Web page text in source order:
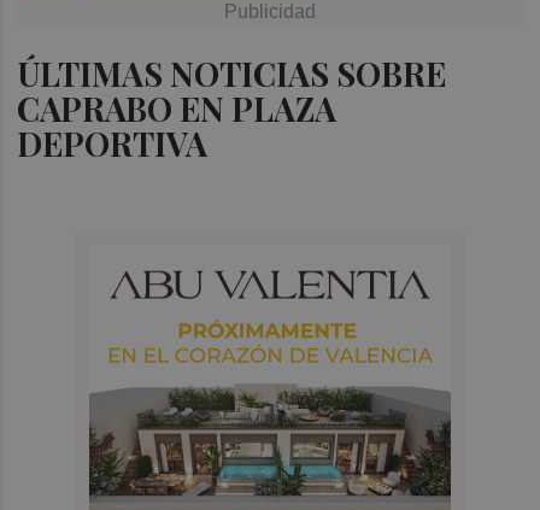
ÚLTIMAS NOTICIAS SOBRE
CAPRABO EN PLAZA
DEPORTIVA